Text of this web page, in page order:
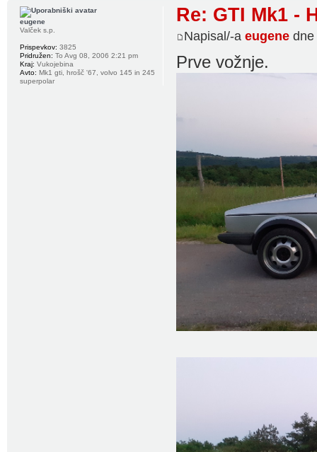
Re: GTI Mk1 -
Napisal/-aeugene dne
Prve vožnje.
eugene
Valček s.p.
Prispevkov: 3825
Pridružen: To Avg 08, 2006 2:21 pm
Kraj: Vukojebina
Avto: Mk1 gti, hrošč '67, volvo 145 in 245
superpolar